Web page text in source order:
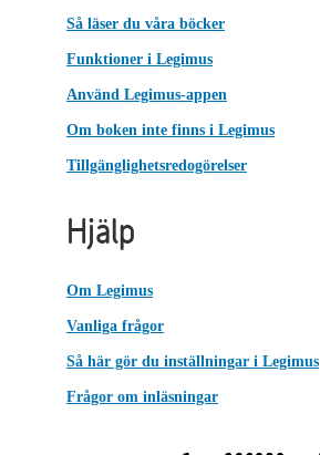
Så läser du våra böcker
Funktioner i Legimus
Använd Legimus-appen
Om boken inte finns i Legimus
Tillgänglighetsredogörelser
Hjälp
Om Legimus
Vanliga frågor
Så här gör du inställningar i Legimus
Frågor om inläsningar